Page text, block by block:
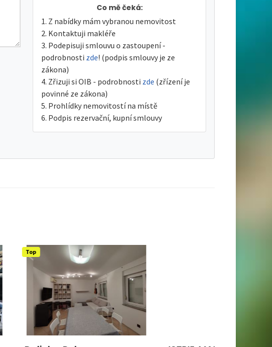
Co mě čeká:
Z nabídky mám vybranou nemovitost
Kontaktuji makléře
Podepisuji smlouvu o zastoupení -
podrobnosti zde! (podpis smlouvy je ze
zákona)
Zřizuji si OIB - podrobnosti zde (zřízení je
povinné ze zákona)
Prohlídky nemovitostí na místě
Podpis rezervační, kupní smlouvy